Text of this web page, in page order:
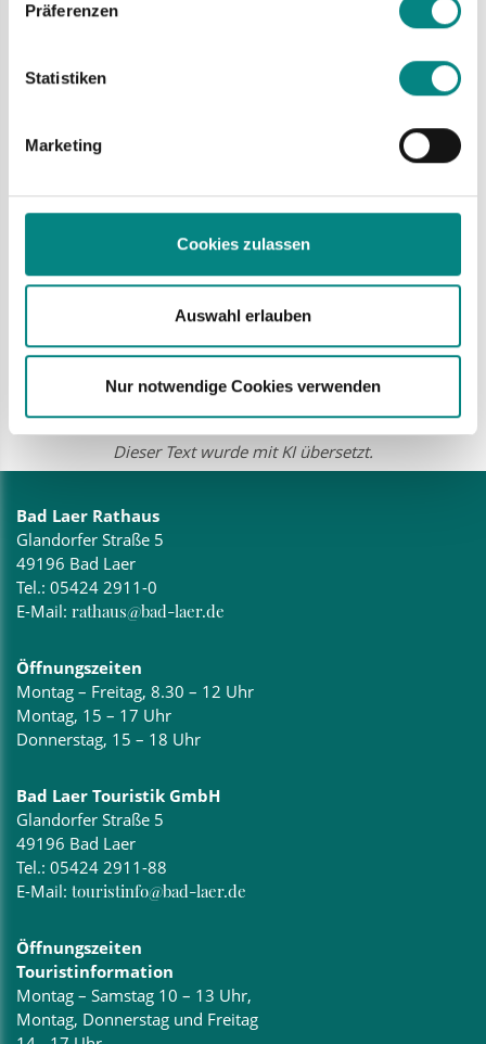
Erfahren Sie mehr darüber, wie Ihre persönlichen Daten verarbeitet
Präferenzen
Statistiken
Marketing
Cookies zulassen
Auswahl erlauben
Nur notwendige Cookies verwenden
Er ist Gemeinde-Ober-Amtsrat.
key:description; text: Tobias Avermann ist Bürgermeister. Er macht den Job.
Dieser Text wurde mit KI übersetzt.
Bad Laer Rathaus
Glandorfer Straße 5
49196 Bad Laer
Tel.: 05424 2911-0
E-Mail: rathaus@bad-laer.de
Öffnungszeiten
Montag – Freitag, 8.30 – 12 Uhr
Montag, 15 – 17 Uhr
Donnerstag, 15 – 18 Uhr
Bad Laer Touristik GmbH
Glandorfer Straße 5
49196 Bad Laer
Tel.: 05424 2911-88
E-Mail: touristinfo@bad-laer.de
Öffnungszeiten
Touristinformation
Montag – Samstag 10 – 13 Uhr,
Montag, Donnerstag und Freitag